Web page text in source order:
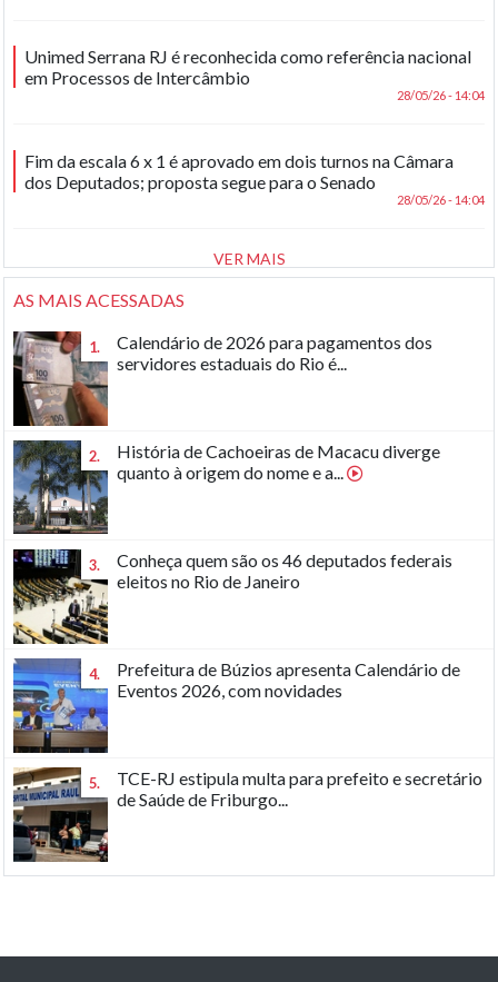
Unimed Serrana RJ é reconhecida como referência nacional
em Processos de Intercâmbio
28/05/26 - 14:04
Fim da escala 6 x 1 é aprovado em dois turnos na Câmara
dos Deputados; proposta segue para o Senado
28/05/26 - 14:04
VER MAIS
AS MAIS ACESSADAS
1.
Calendário de 2026 para pagamentos dos
servidores estaduais do Rio é...
2.
História de Cachoeiras de Macacu diverge
quanto à origem do nome e a...
3.
Conheça quem são os 46 deputados federais
eleitos no Rio de Janeiro
4.
Prefeitura de Búzios apresenta Calendário de
Eventos 2026, com novidades
5.
TCE-RJ estipula multa para prefeito e secretário
de Saúde de Friburgo...